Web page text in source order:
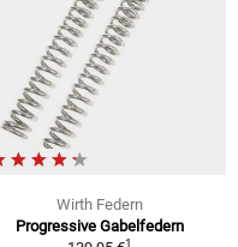
Wirth Federn
Progressive Gabelfedern
1